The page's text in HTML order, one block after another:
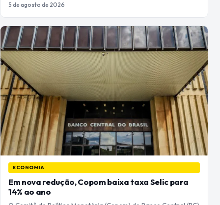
5 de agosto de 2026
ECONOMIA
Em nova redução, Copom baixa taxa Selic para
14% ao ano